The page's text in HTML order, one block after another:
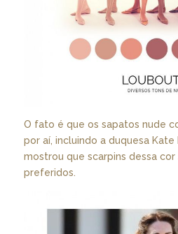
O fato é que os sapatos nude
por aí, incluindo a duquesa
mostrou que scarpins dessa cor
preferidos.